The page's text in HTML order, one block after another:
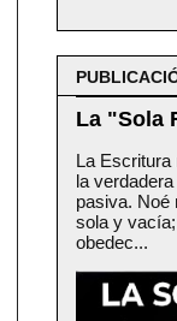
La "Sola
La Escritura
la
pasiva. Noé
sola y
obedec...